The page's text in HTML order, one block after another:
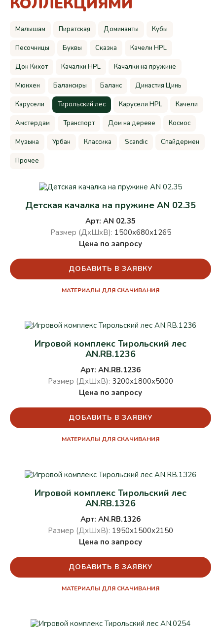
Малышам Пиратская Доминанты Кубы
Песочницы Буквы Сказка Качели HPL
Дон Кихот Качалки HPL Качалки на пружине
Мюнхен Балансиры Баланс Династия Цинь
Карусели Тирольский лес Карусели HPL Качели
Амстердам Транспорт Дом на дереве Космос
Музыка Урбан Классика Scandic Спайдермен
Прочее
Детская качалка на пружине AN 02.35
Арт: AN 02.35
Размер (ДхШхВ): 1500х680х1265
Цена по запросу
ДОБАВИТЬ В ЗАЯВКУ
МАТЕРИАЛЫ ДЛЯ СКАЧИВАНИЯ
Игровой комплекс Тирольский лес
AN.RB.1236
Арт: AN.RB.1236
Размер (ДхШхВ): 3200х1800х5000
Цена по запросу
ДОБАВИТЬ В ЗАЯВКУ
МАТЕРИАЛЫ ДЛЯ СКАЧИВАНИЯ
Игровой комплекс Тирольский лес
AN.RB.1326
Арт: AN.RB.1326
Размер (ДхШхВ): 1950х1500х2150
Цена по запросу
ДОБАВИТЬ В ЗАЯВКУ
МАТЕРИАЛЫ ДЛЯ СКАЧИВАНИЯ